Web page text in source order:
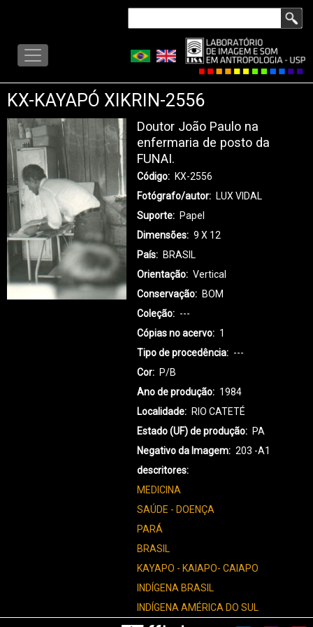
conteúdo
LISA
MENU
KX-KAYAPÓ XIKRIN-2556
Doutor João Paulo na
enfermaria de posto da
FUNAI.
Código
KX-2556
Fotógrafo/autor
LUX VIDAL
Suporte
Papel
Dimensões
9 X 12
País
BRASIL
Orientação
Vertical
Conservação
BOM
Coleção
---
Cópias no acervo
1
Tipo de procedência
---
Cor
P/B
Ano de produção
1984
Localidade
RIO CATETÉ
Estado (UF) de produção
PA
Negativo da Imagem
203 -A1
descritores
MEDICINA
SAÚDE - DOENÇA
PARÁ
BRASIL
KAYAPO - KAIAPO- CAIAPO
INDÍGENA BRASIL
INDÍGENA AMÉRICA DO SUL